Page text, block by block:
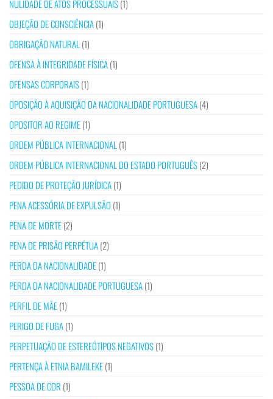
NULIDADE DE ATOS PROCESSUAIS(1)
OBJEÇÃO DE CONSCIÊNCIA(1)
OBRIGAÇÃO NATURAL (1)
OFENSA À INTEGRIDADE FÍSICA(1)
OFENSAS CORPORAIS(1)
OPOSIÇÃO À AQUISIÇÃO DA NACIONALIDADE PORTUGUESA(4)
OPOSITOR AO REGIME(1)
ORDEM PÚBLICA INTERNACIONAL (1)
ORDEM PÚBLICA INTERNACIONAL DO ESTADO PORTUGUÊS(2)
PEDIDO DE PROTEÇÃO JURÍDICA(1)
PENA ACESSÓRIA DE EXPULSÃO (1)
PENA DE MORTE(2)
PENA DE PRISÃO PERPÉTUA(2)
PERDA DA NACIONALIDADE(1)
PERDA DA NACIONALIDADE PORTUGUESA(1)
PERFIL DE MÃE(1)
PERIGO DE FUGA(1)
PERPETUAÇÃO DE ESTEREÓTIPOS NEGATIVOS(1)
PERTENÇA À ETNIA BAMILEKE(1)
PESSOA DE COR (1)